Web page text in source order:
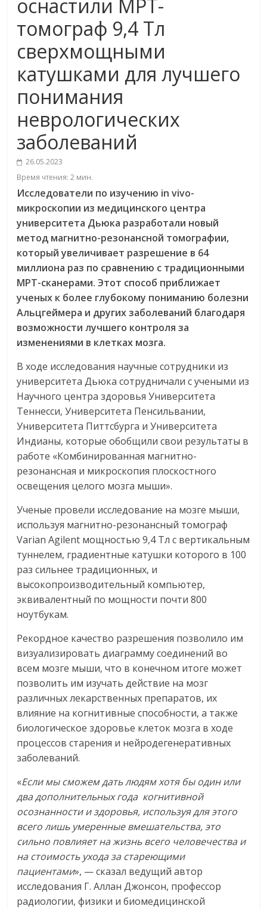
оснастили МРТ-
томограф 9,4 Тл
сверхмощными
катушками для лучшего
понимания
неврологических
заболеваний
26.05.2023
Время чтения:2 мин.
Исследователи по изучению in vivo-
микроскопии из медицинского центра
университета Дьюка разработали новый
метод магнитно-резонансной томографии,
который увеличивает разрешение в 64
миллиона раз по сравнению с традиционными
МРТ-сканерами. Этот способ приближает
ученых к более глубокому пониманию болезни
Альцгеймера и других заболеваний благодаря
возможности лучшего контроля за
изменениями в клетках мозга.
В ходе исследования научные сотрудники из
университета Дьюка сотрудничали с учеными из
Научного центра здоровья Университета
Теннесси, Университета Пенсильвании,
Университета Питтсбурга и Университета
Индианы, которые обобщили свои результаты в
работе «Комбинированная магнитно-
резонансная и микроскопия плоскостного
освещения целого мозга мыши».
Ученые провели исследование на мозге мыши,
используя магнитно-резонансный томограф
Varian Agilent мощностью 9,4 Тл с вертикальным
туннелем, градиентные катушки которого в 100
раз сильнее традиционных, и
высокопроизводительный компьютер,
эквивалентный по мощности почти 800
ноутбукам.
Рекордное качество разрешения позволило им
визуализировать диаграмму соединений во
всем мозге мыши, что в конечном итоге может
позволить им изучать действие на мозг
различных лекарственных препаратов, их
влияние на когнитивные способности, а также
биологическое здоровье клеток мозга в ходе
процессов старения и нейродегенеративных
заболеваний.
«Если мы сможем дать людям хотя бы один или
два дополнительных года когнитивной
осознанности и здоровья, используя для этого
всего лишь умеренные вмешательства, это
сильно повлияет на жизнь всего человечества и
на стоимость ухода за стареющими
пациентами», — сказал ведущий автор
исследования Г. Аллан Джонсон, профессор
радиологии, физики и биомедицинской